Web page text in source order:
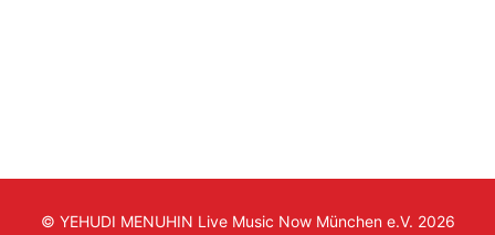
© YEHUDI MENUHIN Live Music Now München e.V. 2026